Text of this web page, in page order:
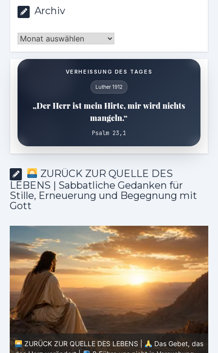
Archiv
Archiv
VERHEISSUNG DES TAGES
Luther 1912
„Der Herr ist mein Hirte, mir wird nichts
mangeln.“
Psalm 23,1
ZURÜCK ZUR QUELLE DES
LEBENS | Sabbatliche Gedanken für
Stille, Erneuerung und Begegnung mit
Gott
ZURÜCK ZUR QUELLE DES LEBENS |
Das Gebet, das
das Herz verändert |
7.Wie auch wir vergeben unsern